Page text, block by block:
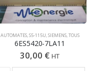
AUTOMATES,S5-115U,SIEMENS,TOUS
6ES5420-7LA11
30,00 € HT